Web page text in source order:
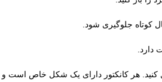
کوتاه جلوگیری شود.
دارد.
کنید. هر کانکتور دارای یک شکل خاص